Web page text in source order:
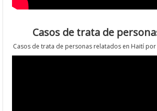
Casos de trata de
Casos de trata de personas relatados en Haití